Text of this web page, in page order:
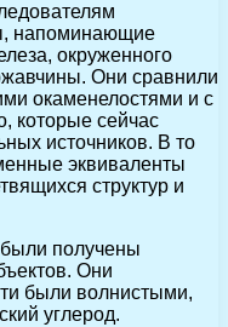
напоминающие
окруженного
Они сравнили
окаменелостями и с
которые сейчас
источников. В то
эквиваленты
структур и
были получены
Они
были волнистыми,
углерод.